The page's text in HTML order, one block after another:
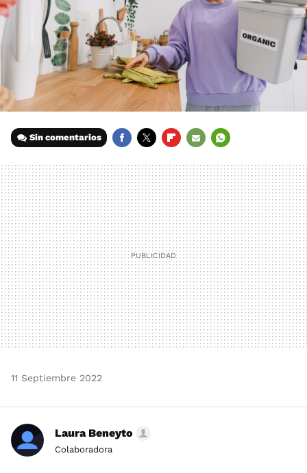
Sin comentarios
MAIL
11 Septiembre 2022
Laura Beneyto
Colaboradora